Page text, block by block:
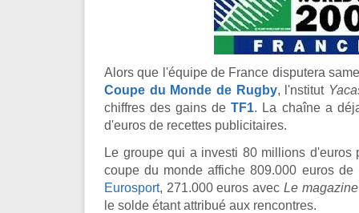
Alors que l'équipe de France disputera
Coupe du Monde de Rugby, l'nstitut
chiffres des gains deTF1. La chaîne a
d'euros de recettes publicitaires.
Le groupe qui a investi 80 millions d'euros
coupe du monde affiche 809.000 euros de
Eurosport, 271.000 euros avec Le
le solde étant attribué aux rencontres.